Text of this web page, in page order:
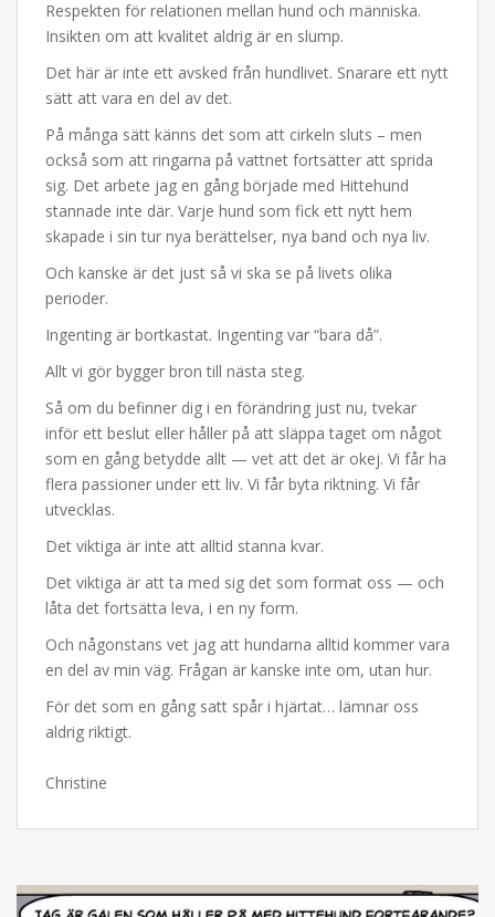
Respekten för relationen mellan hund och människa.
Insikten om att kvalitet aldrig är en slump.
Det här är inte ett avsked från hundlivet. Snarare ett nytt
sätt att vara en del av det.
På många sätt känns det som att cirkeln sluts – men
också som att ringarna på vattnet fortsätter att sprida
sig. Det arbete jag en gång började med Hittehund
stannade inte där. Varje hund som fick ett nytt hem
skapade i sin tur nya berättelser, nya band och nya liv.
Och kanske är det just så vi ska se på livets olika
perioder.
Ingenting är bortkastat. Ingenting var “bara då”.
Allt vi gör bygger bron till nästa steg.
Så om du befinner dig i en förändring just nu, tvekar
inför ett beslut eller håller på att släppa taget om något
som en gång betydde allt — vet att det är okej. Vi får ha
flera passioner under ett liv. Vi får byta riktning. Vi får
utvecklas.
Det viktiga är inte att alltid stanna kvar.
Det viktiga är att ta med sig det som format oss — och
låta det fortsätta leva, i en ny form.
Och någonstans vet jag att hundarna alltid kommer vara
en del av min väg. Frågan är kanske inte om, utan hur.
För det som en gång satt spår i hjärtat… lämnar oss
aldrig riktigt.
Christine